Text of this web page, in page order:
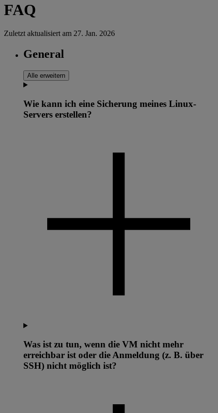
FAQ
Zuletzt aktualisiert am 27. Jan. 2026
General
Alle erweitern
Wie kann ich eine Sicherung meines Linux-
Servers erstellen?
Was ist zu tun, wenn die VM nicht mehr
erreichbar ist oder die Anmeldung (z. B. über
SSH) nicht möglich ist?